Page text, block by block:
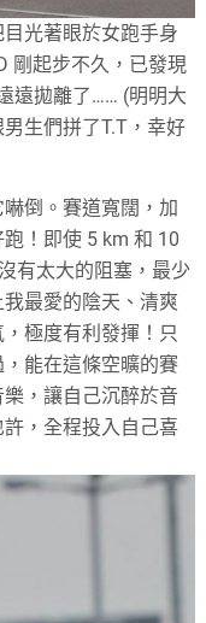
光著眼於女跑手身
剛起步不久，已發現
遠拋離了…… (明明大
生們拼了T.T，幸好
倒。賽道寬闊，加
！即使 5 km 和 10
有太大的阻塞，最少
最愛的陰天、清爽
極度有利發揮！只
能在這條空曠的賽
，讓自己沉醉於音
，全程投入自己喜